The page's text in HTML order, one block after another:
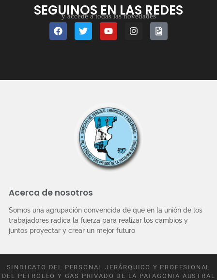
SEGUINOS EN LAS REDES
y accedé a todas las novedades
Acerca de nosotros
Somos una agrupación convencida de que en la unión de los
trabajadores radica la fuerza para realizar los cambios y
juntos proyectar y crear un mejor futuro
SINDICATO DEL PERSONAL JERÁRQUICO Y PROFESIONAL
DEL PETROLEO Y GAS PRIVADO DE LA PATAGONIA AUSTRAL